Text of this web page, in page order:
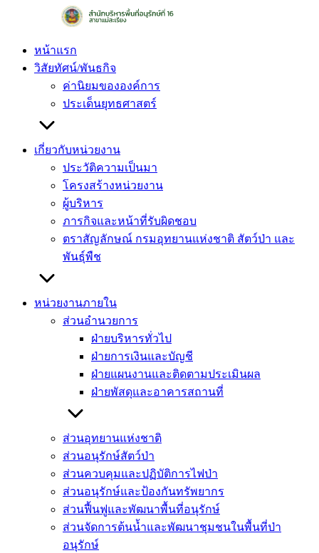
หน้าแรก
วิสัยทัศน์/พันธกิจ
ค่านิยมขององค์การ
ประเด็นยุทธศาสตร์
เกี่ยวกับหน่วยงาน
ประวัติความเป็นมา
โครงสร้างหน่วยงาน
ผู้บริหาร
ภารกิจและหน้าที่รับผิดชอบ
ตราสัญลักษณ์ กรมอุทยานแห่งชาติ สัตว์ป่า และ
พันธุ์พืช
หน่วยงานภายใน
ส่วนอำนวยการ
ฝ่ายบริหารทั่วไป
ฝ่ายการเงินและบัญชี
ฝ่ายแผนงานและติดตามประเมินผล
ฝ่ายพัสดุและอาคารสถานที่
ส่วนอุทยานแห่งชาติ
ส่วนอนุรักษ์สัตว์ป่า
ส่วนควบคุมและปฏิบัติการไฟป่า
ส่วนอนุรักษ์และป้องกันทรัพยากร
ส่วนฟื้นฟูและพัฒนาพื้นที่อนุรักษ์
ส่วนจัดการต้นน้ำและพัฒนาชุมชนในพื้นที่ป่า
อนุรักษ์